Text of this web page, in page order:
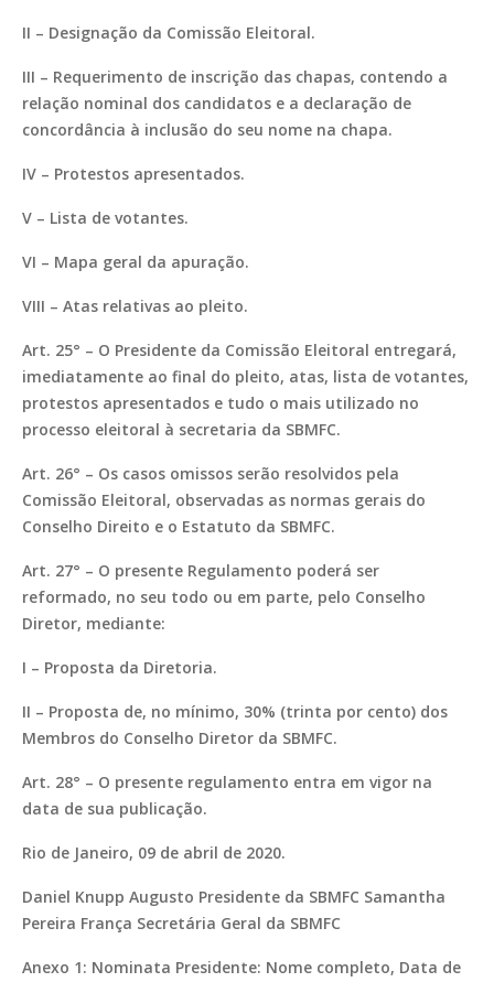
II – Designação da Comissão Eleitoral.
III – Requerimento de inscrição das chapas, contendo a
relação nominal dos candidatos e a declaração de
concordância à inclusão do seu nome na chapa.
IV – Protestos apresentados.
V – Lista de votantes.
VI – Mapa geral da apuração.
VIII – Atas relativas ao pleito.
Art. 25° – O Presidente da Comissão Eleitoral entregará,
imediatamente ao final do pleito, atas, lista de votantes,
protestos apresentados e tudo o mais utilizado no
processo eleitoral à secretaria da SBMFC.
Art. 26° – Os casos omissos serão resolvidos pela
Comissão Eleitoral, observadas as normas gerais do
Conselho Direito e o Estatuto da SBMFC.
Art. 27° – O presente Regulamento poderá ser
reformado, no seu todo ou em parte, pelo Conselho
Diretor, mediante:
I – Proposta da Diretoria.
II – Proposta de, no mínimo, 30% (trinta por cento) dos
Membros do Conselho Diretor da SBMFC.
Art. 28° – O presente regulamento entra em vigor na
data de sua publicação.
Rio de Janeiro, 09 de abril de 2020.
Daniel Knupp Augusto Presidente da SBMFC Samantha
Pereira França Secretária Geral da SBMFC
Anexo 1: Nominata Presidente: Nome completo, Data de